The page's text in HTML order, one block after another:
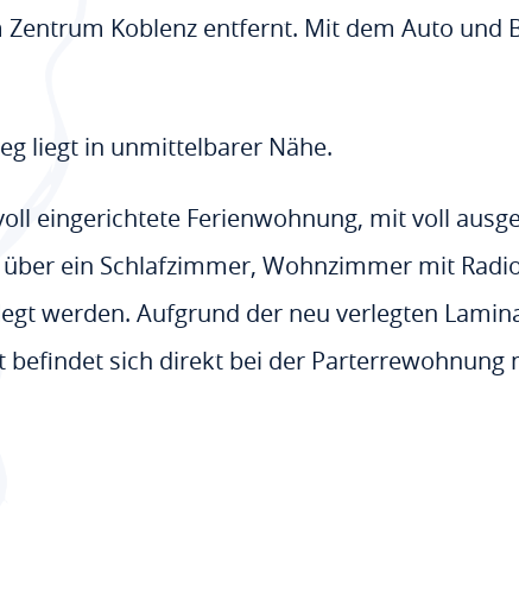
Koblenz entfernt. Mit dem Auto und
liegt in unmittelbarer Nähe.
eingerichtete Ferienwohnung, mit voll
ein Schlafzimmer, Wohnzimmer mit
werden. Aufgrund der neu verlegten
befindet sich direkt bei der Parterrewohnung